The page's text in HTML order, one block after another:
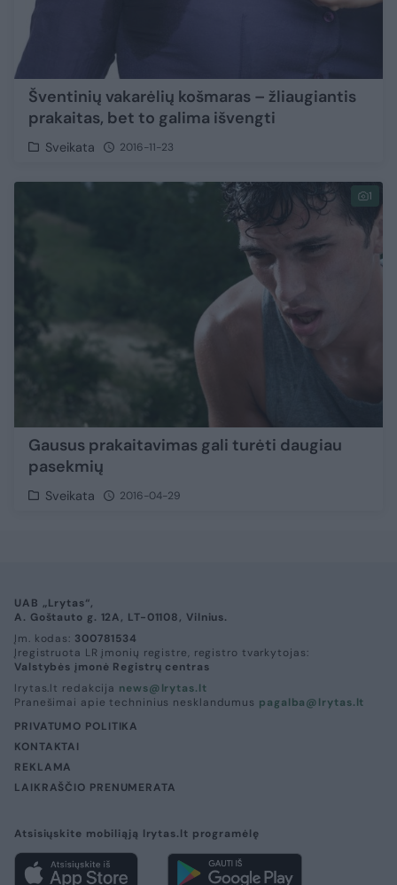
Šventinių vakarėlių košmaras – žliaugiantis
prakaitas, bet to galima išvengti
Sveikata 2016-11-23
1
Gausus prakaitavimas gali turėti daugiau
pasekmių
Sveikata 2016-04-29
UAB „Lrytas“,
A. Goštauto g. 12A, LT-01108, Vilnius.
Įm. kodas: 300781534
Įregistruota LR įmonių registre, registro tvarkytojas:
Valstybės įmonė Registrų centras
lrytas.lt redakcija news@lrytas.lt
Pranešimai apie techninius nesklandumus pagalba@lrytas.lt
PRIVATUMO POLITIKA
KONTAKTAI
REKLAMA
LAIKRAŠČIO PRENUMERATA
Atsisiųskite mobiliąją lrytas.lt programėlę